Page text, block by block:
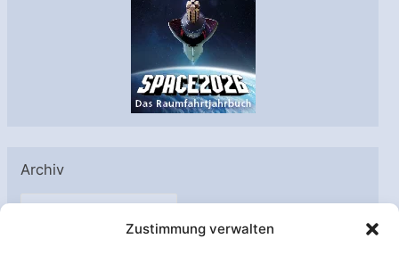
Zustimmung verwalten
Archiv
A